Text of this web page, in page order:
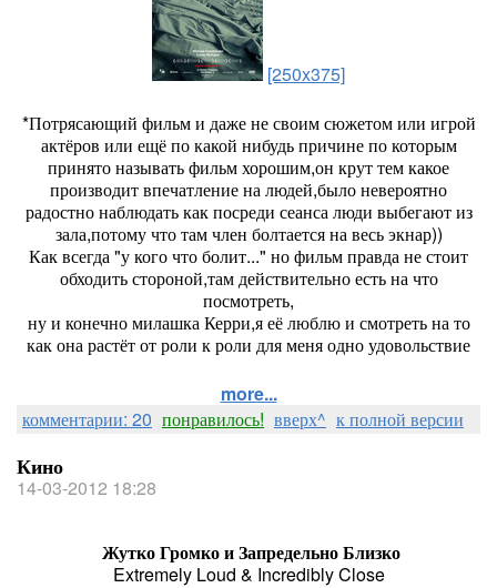
[250x375]
*Потрясающий фильм и даже не своим сюжетом или игрой
актёров или ещё по какой нибудь причине по которым
принято называть фильм хорошим,он крут тем какое
производит впечатление на людей,было невероятно
радостно наблюдать как посреди сеанса люди выбегают из
зала,потому что там член болтается на весь экнар))
Как всегда "у кого что болит..." но фильм правда не стоит
обходить стороной,там действительно есть на что
посмотреть,
ну и конечно милашка Керри,я её люблю и смотреть на то
как она растёт от роли к роли для меня одно удовольствие
more...
комментарии: 20 понравилось! вверх^ к полной версии
Кино
14-03-2012 18:28
Жутко Громко и Запредельно Близко
Extremely Loud & Incredibly Close